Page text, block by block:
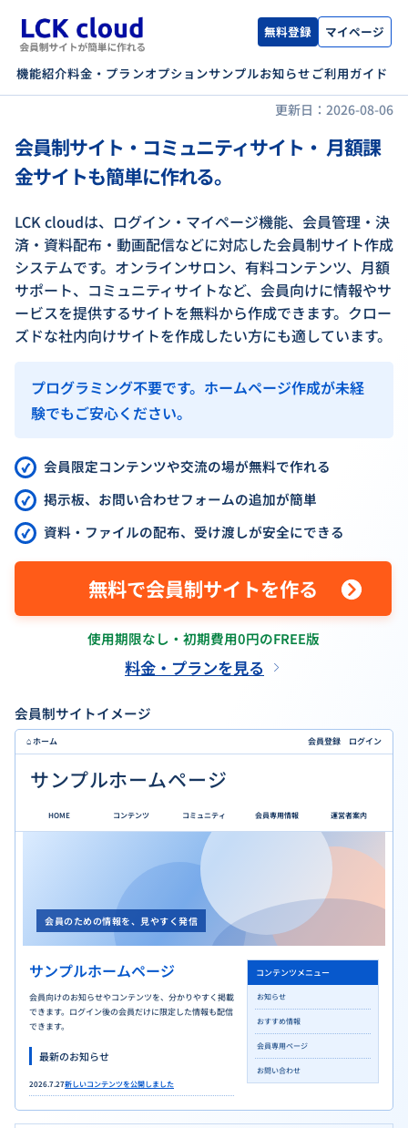
機能紹介料金・プランオプションサンプルお知らせご利用ガイド
無料登録 マイページ
更新日：2026-08-06
会員制サイト・コミュニティサイト・ 月額課
金サイトも簡単に作れる。
LCK cloudは、ログイン・マイページ機能、会員管理・決
済・資料配布・動画配信などに対応した会員制サイト作成
システムです。オンラインサロン、有料コンテンツ、月額
サポート、コミュニティサイトなど、会員向けに情報やサ
ービスを提供するサイトを無料から作成できます。クロー
ズドな社内向けサイトを作成したい方にも適しています。
プログラミング不要です。ホームページ作成が未経
験でもご安心ください。
会員限定コンテンツや交流の場が無料で作れる
掲示板、お問い合わせフォームの追加が簡単
資料・ファイルの配布、受け渡しが安全にできる
無料で会員制サイトを作る
使用期限なし・初期費用0円のFREE版
料金・プランを見る
会員制サイトイメージ
⌂ ホーム 会員登録 ログイン
サンプルホームページ
HOME コンテンツ コミュニティ 会員専用情報 運営者案内
会員のための情報を、見やすく発信
サンプルホームページ
会員向けのお知らせやコンテンツを、分かりやすく掲載
できます。ログイン後の会員だけに限定した情報も配信
できます。
最新のお知らせ
2026.7.27新しいコンテンツを公開しました
コンテンツメニュー
お知らせ
おすすめ情報
会員専用ページ
お問い合わせ